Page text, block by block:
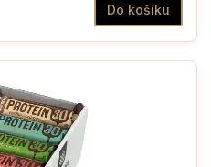
Do košíku